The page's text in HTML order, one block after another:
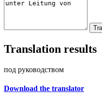
Translation results
под руководством
Download the translator